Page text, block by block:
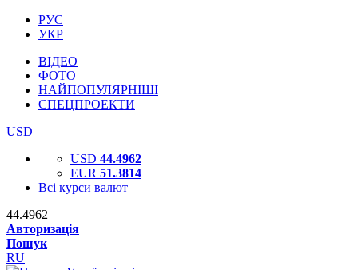
РУС
УКР
ВІДЕО
ФОТО
НАЙПОПУЛЯРНІШІ
СПЕЦПРОЕКТИ
USD
USD 44.4962
EUR 51.3814
Всі курси валют
44.4962
Авторизація
Пошук
RU